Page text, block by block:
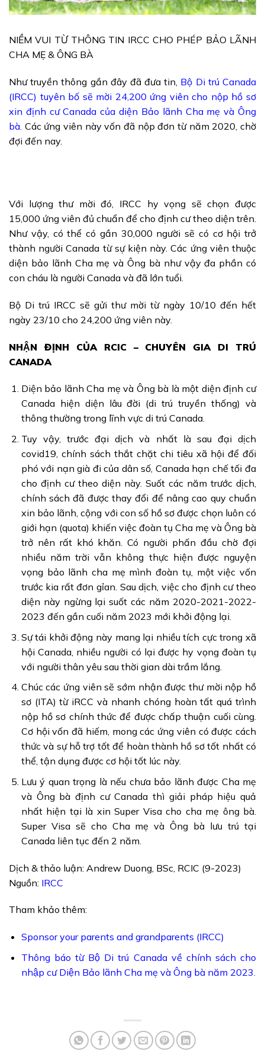
NIỀM VUI TỪ THÔNG TIN IRCC CHO PHÉP BẢO LÃNH
CHA MẸ & ÔNG BÀ
Như truyền thông gần đây đã đưa tin, Bộ Di trú Canada
(IRCC) tuyên bố sẽ mời 24,200 ứng viên cho nộp hồ sơ
xin định cư Canada của diện Bảo lãnh Cha mẹ và Ông
bà. Các ứng viên này vốn đã nộp đơn từ năm 2020, chờ
đợi đến nay.
Với lượng thư mời đó, IRCC hy vọng sẽ chọn được
15,000 ứng viên đủ chuẩn để cho định cư theo diện trên.
Như vậy, có thể có gần 30,000 người sẽ có cơ hội trở
thành người Canada từ sự kiện này. Các ứng viên thuộc
diện bảo lãnh Cha mẹ và Ông bà như vậy đa phần có
con cháu là người Canada và đã lớn tuổi.
Bộ Di trú IRCC sẽ gửi thư mời từ ngày 10/10 đến hết
ngày 23/10 cho 24,200 ứng viên này.
NHẬN ĐỊNH CỦA RCIC – CHUYÊN GIA DI TRÚ
CANADA
Diện bảo lãnh Cha mẹ và Ông bà là một diện định cư
Canada hiện diện lâu đời (di trú truyền thống) và
thông thường trong lĩnh vực di trú Canada.
Tuy vậy, trước đại dịch và nhất là sau đại dịch
covid19, chính sách thắt chặt chi tiêu xã hội để đối
phó với nạn già đi của dân số, Canada hạn chế tối đa
cho định cư theo diện này. Suốt các năm trước dịch,
chính sách đã được thay đổi để nâng cao quy chuẩn
xin bảo lãnh, cộng với con số hồ sơ được chọn luôn có
giới hạn (quota) khiến việc đoàn tụ Cha mẹ và Ông bà
trở nên rất khó khăn. Có người phấn đầu chờ đợi
nhiều năm trời vẫn không thực hiện được nguyện
vọng bảo lãnh cha mẹ mình đoàn tụ, một việc vốn
trước kia rất đơn gỉan. Sau dịch, việc cho định cư theo
diện này ngừng lại suốt các năm 2020-2021-2022-
2023 đến gần cuối năm 2023 mới khởi động lại.
Sự tái khởi động này mang lại nhiều tích cực trong xã
hội Canada, nhiều người có lại được hy vọng đoàn tụ
với người thân yêu sau thời gian dài trầm lắng.
Chúc các ứng viên sẽ sớm nhận được thư mời nộp hồ
sơ (ITA) từ iRCC và nhanh chóng hoàn tất quá trình
nộp hồ sơ chính thức để được chấp thuận cuối cùng.
Cơ hội vốn đã hiếm, mong các ứng viên có được cách
thức và sự hỗ trợ tốt để hoàn thành hồ sơ tốt nhất có
thể, tận dụng được cơ hội tốt lúc này.
Lưu ý quan trọng là nếu chưa bảo lãnh được Cha mẹ
và Ông bà định cư Canada thì giải pháp hiệu quả
nhất hiện tại là xin Super Visa cho cha mẹ ông bà.
Super Visa sẽ cho Cha mẹ và Ông bà lưu trú tại
Canada liên tục đến 2 năm.
Dịch & thảo luận: Andrew Duong, BSc, RCIC (9-2023)
Nguồn: IRCC
Tham khảo thêm:
Sponsor your parents and grandparents (IRCC)
Thông báo từ Bộ Di trú Canada về chính sách cho
nhập cư Diện Bảo lãnh Cha mẹ và Ông bà năm 2023.